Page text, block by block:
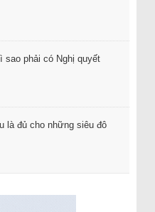
sao phải có Nghị quyết
là đủ cho những siêu đô